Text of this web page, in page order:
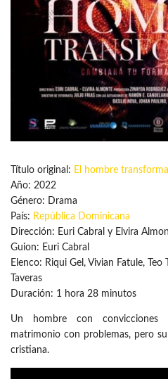
Título original: El hombre
Año: 2022
Género: Drama
País: República Dominicana
Dirección: Euri Cabral y Elvira
Guion: Euri Cabral
Elenco: Riqui Gel, Vivian Fatule,
Taveras
Duración: 1 hora 28 minutos
Un hombre con convicciones
matrimonio con problemas, pero
cristiana.